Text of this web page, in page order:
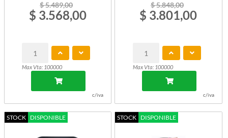
$ 5.489,00
$ 3.568,00
Max Vta: 100000
c/iva
$ 5.848,00
$ 3.801,00
Max Vta: 100000
c/iva
STOCK DISPONIBLE STOCK DISPONIBLE